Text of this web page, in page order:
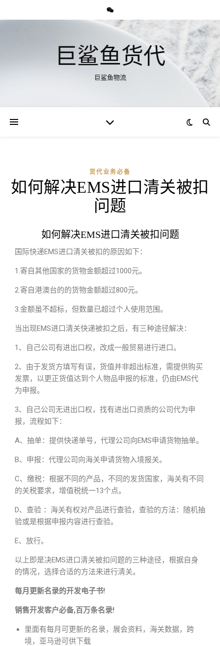
巨鲨鱼货代
巨鲨鱼物流
货代业务必备
如何解决EMS进口清关被扣
问题
如何解决EMS进口清关被扣问题
国际快递EMS进口清关被扣的原因如下：
1.寄自其他国家的货物金额超过1000元。
2.寄自港澳台的的货物金额超过800元。
3.金额虽不超标，但数量已超过个人使用范围。
当出现EMS进口清关快递被扣之后，有三种途径解决：
1、自己公司有进出口权，改成一般贸易进行进口。
2、由于发货方填写有误，货值并非超出标准，需提供购买
发票，以更正货值达到个人物品申报的标准，仍由EMS代
为申报。
3、自己公司无进出口权，找有进出口资质的公司代为申
报，流程如下：
A、抽单：提供快递单号，代理公司向EMS申请货物抽单。
B、申报：代理公司向海关申请货物入境报关。
C、缴税：根据不同的产品，不同的发货国家，海关有不同
的关税要求，增值税统一13个点。
D、查验 ：海关有权对产品进行查验，查验的方法：随机抽
验或是根据申报内容进行查验。
E、放行。
以上即是决EMS进口清关被扣问题的三种途径，根据自身
的情况，选择合适的方法来进行清关。
每月更新名录的开发电子书!
销售开发客户必备,百万条名录!
里面有每月可更新的名录，展会资料，海关数据，跨
境，亚马逊可供下载